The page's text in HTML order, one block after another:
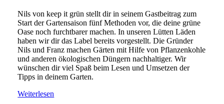
Nils von keep it grün stellt dir in seinem Gastbeitrag zum
Start der Gartensaison fünf Methoden vor, die deine grüne
Oase noch furchtbarer machen. In unseren Lütten Läden
haben wir dir das Label bereits vorgestellt. Die Gründer
Nils und Franz machen Gärten mit Hilfe von Pflanzenkohle
und anderen ökologischen Düngern nachhaltiger. Wir
wünschen dir viel Spaß beim Lesen und Umsetzen der
Tipps in deinem Garten.
Weiterlesen